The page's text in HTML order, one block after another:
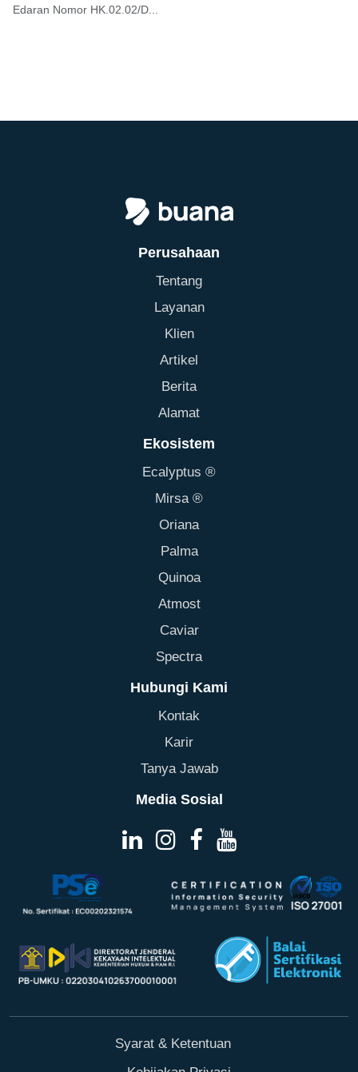
Edaran Nomor HK.02.02/D...
Perusahaan
Tentang
Layanan
Klien
Artikel
Berita
Alamat
Ekosistem
Ecalyptus ®
Mirsa ®
Oriana
Palma
Quinoa
Atmost
Caviar
Spectra
Hubungi Kami
Kontak
Karir
Tanya Jawab
Media Sosial
Syarat & Ketentuan